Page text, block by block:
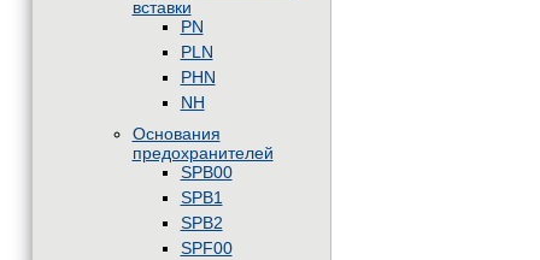
вставки
PN
PLN
PHN
NH
Основания
предохранителей
SPB00
SPB1
SPB2
SPF00